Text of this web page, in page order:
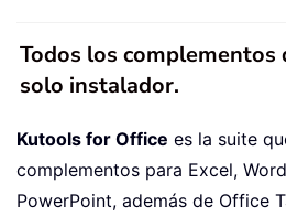
Todos los complementos
solo instalador.
Kutools for Office es la suite
complementos para Excel,
PowerPoint, además de Office